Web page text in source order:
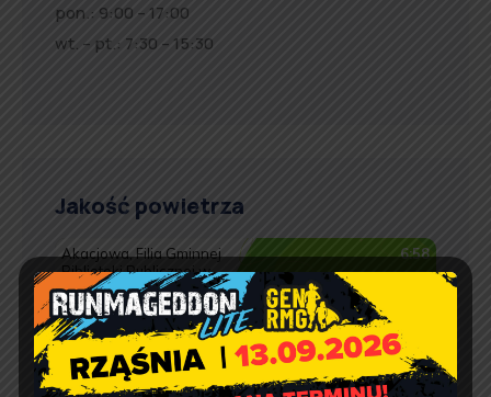
pon.: 9:00 – 17:00
wt. – pt.: 7:30 – 15:30
Jakość powietrza